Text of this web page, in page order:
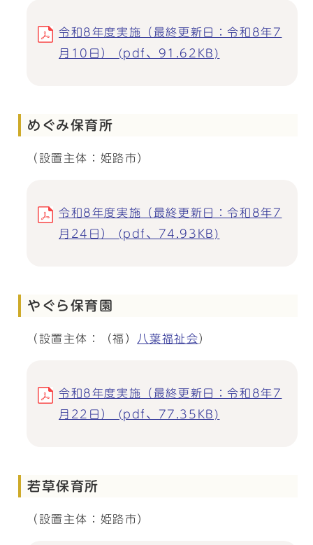
令和8年度実施（最終更新日：令和8年7
月10日） (pdf、91.62KB)
めぐみ保育所
（設置主体：姫路市）
令和8年度実施（最終更新日：令和8年7
月24日） (pdf、74.93KB)
やぐら保育園
（設置主体：（福） 八葉福祉会）
令和8年度実施（最終更新日：令和8年7
月22日） (pdf、77.35KB)
若草保育所
（設置主体：姫路市）